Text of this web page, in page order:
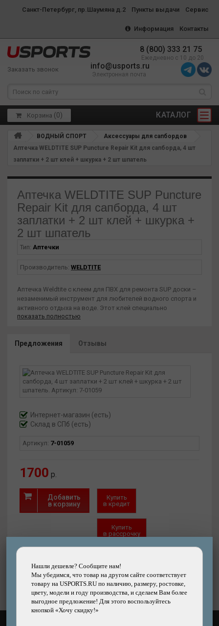
Санкт-Петербург, пр.Шаумяна д.2 Пункты выдачи Сервис
Информация Контакты
8 (800) 333 21 75
Ежедневно с 10 до 20
Заказать звонок info@usports.ru
Электронная почта
КАТАЛОГ
Корзина (0)
ВОДНЫЙ СПОРТ
Аксессуары для сапбордов
Аптечка WELDTITE SUP Puncture Repair Kit для сапборда, 4 шт
заплатки + 2 шт клей + шкурка + 2 шт шпатель
Аптечка WELDTITE SUP Puncture
Repair Kit для сапборда, 4 шт
заплатки + 2 шт клей + шкурка +
2 шт шпатель
Тип: Аптечки
Производитель: WELDTITE
Аптечка Weldtite с клеем для ПВХ для ремонта SUP доски –
незаменимый инструмент для любителей водного спорта и
активного отдыха на воде. Этот клей специально
разработан для эффективного и надежного ремонта SUP
высокую адгезию и отлично сращивает поверхности,
от проникновения воды и позволяет доске или лодке
сохранять свои свойства и функциональность. Этот клей
очень удобен в использовании. Он имеет удобную упаковку,
продлить его срок службы. Клей для ПВХ для ремонта SUP
доски – отличный выбор для тех, кто ценит качество и
надежность.
Содержимое упаковки:
• 2 х шпателя
• 1 х наждачная бумага
показать полностью
Предложения Отзывы
Интернет-магазин (есть)
Склад в СПб (есть)
Артикул: 7-01059
1700 р.
Нашли дешевле? Сообщите нам!
Мы убедимся, что товар на другом сайте соответствует
товару на USPORTS.RU по наличию, размеру, ростовке,
цвету, модели и году производства, и сделаем Вам более
выгодное предложение! Для этого воспользуйтесь
кнопкой «Хочу скидку!»
Добавить
в корзину
Купить
в кредит
Купить
в рассрочку
заказ
Нашли дешевле?